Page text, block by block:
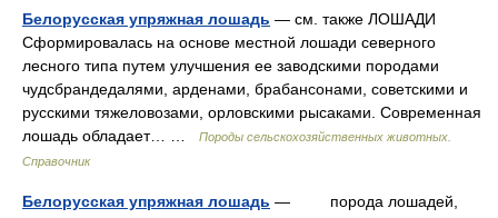
Белорусская упряжная лошадь — см. также ЛОШАДИ
Сформировалась на основе местной лошади северного
лесного типа путем улучшения ее заводскими породами
чудсбрандедалями, арденами, брабансонами, советскими и
русскими тяжеловозами, орловскими рысаками. Современная
лошадь обладает… …
Породы сельскохозяйственных животных.
Справочник
Белорусская упряжная лошадь — порода лошадей,